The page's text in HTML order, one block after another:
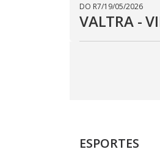
DO R7/19/05/2026
VALTRA -
ESPORTES